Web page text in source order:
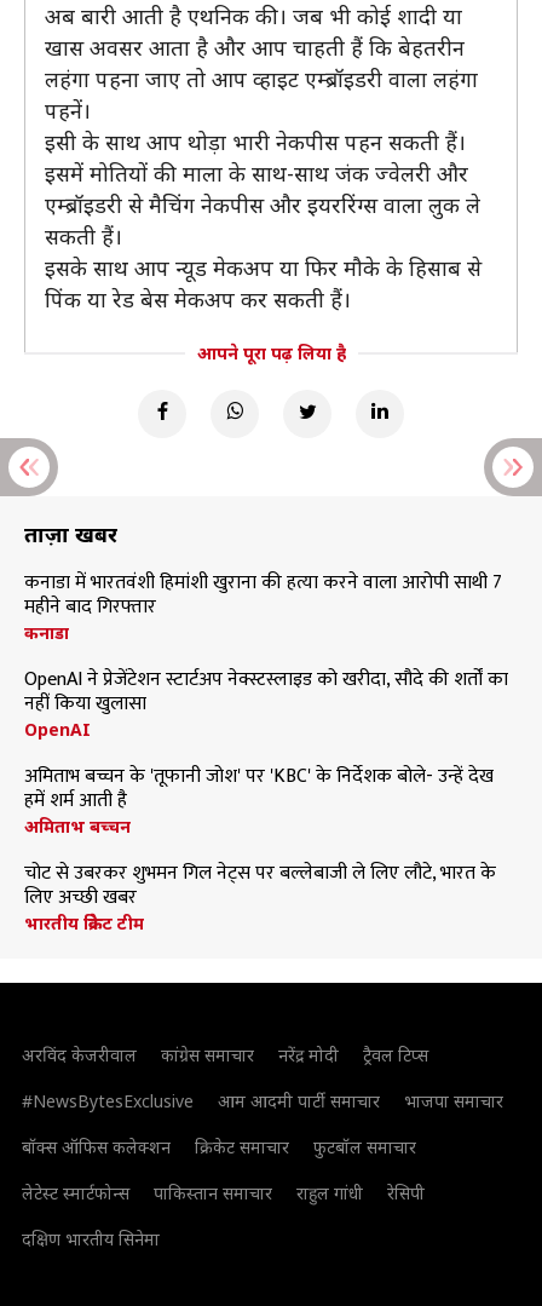
अब बारी आती है एथनिक की। जब भी कोई शादी या
खास अवसर आता है और आप चाहती हैं कि बेहतरीन
लहंगा पहना जाए तो आप व्हाइट एम्ब्रॉइडरी वाला लहंगा
पहनें।
इसी के साथ आप थोड़ा भारी नेकपीस पहन सकती हैं।
इसमें मोतियों की माला के साथ-साथ जंक ज्वेलरी और
एम्ब्रॉइडरी से मैचिंग नेकपीस और इयररिंग्स वाला लुक ले
सकती हैं।
इसके साथ आप न्यूड मेकअप या फिर मौके के हिसाब से
पिंक या रेड बेस मेकअप कर सकती हैं।
आपने पूरा पढ़ लिया है
ताज़ा खबरें
कनाडा में भारतवंशी हिमांशी खुराना की हत्या करने वाला आरोपी साथी 7
महीने बाद गिरफ्तार
कनाडा
OpenAI ने प्रेजेंटेशन स्टार्टअप नेक्स्टस्लाइड को खरीदा, सौदे की शर्तों का
नहीं किया खुलासा
OpenAI
अमिताभ बच्चन के 'तूफानी जोश' पर 'KBC' के निर्देशक बोले- उन्हें देख
हमें शर्म आती है
अमिताभ बच्चन
चोट से उबरकर शुभमन गिल नेट्स पर बल्लेबाजी ले लिए लौटे, भारत के
लिए अच्छी खबर
भारतीय क्रिकेट टीम
अरविंद केजरीवाल कांग्रेस समाचार नरेंद्र मोदी
ट्रैवल टिप्स
#NewsBytesExclusive
आम आदमी पार्टी समाचार
भाजपा समाचार
बॉक्स ऑफिस कलेक्शन
क्रिकेट समाचार
फुटबॉल समाचार
लेटेस्ट स्मार्टफोन्स
पाकिस्तान समाचार राहुल गांधी
रेसिपी
दक्षिण भारतीय सिनेमा